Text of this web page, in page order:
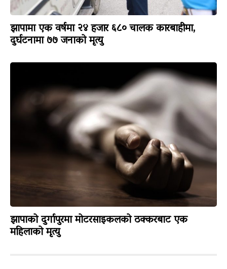
झापामा एक वर्षमा २४ हजार ६८० चालक कारबाहीमा,
दुर्घटनामा ७७ जनाको मृत्यु
झापाको दुर्गापुरमा मोटरसाइकलको ठक्करबाट एक
महिलाको मृत्यु